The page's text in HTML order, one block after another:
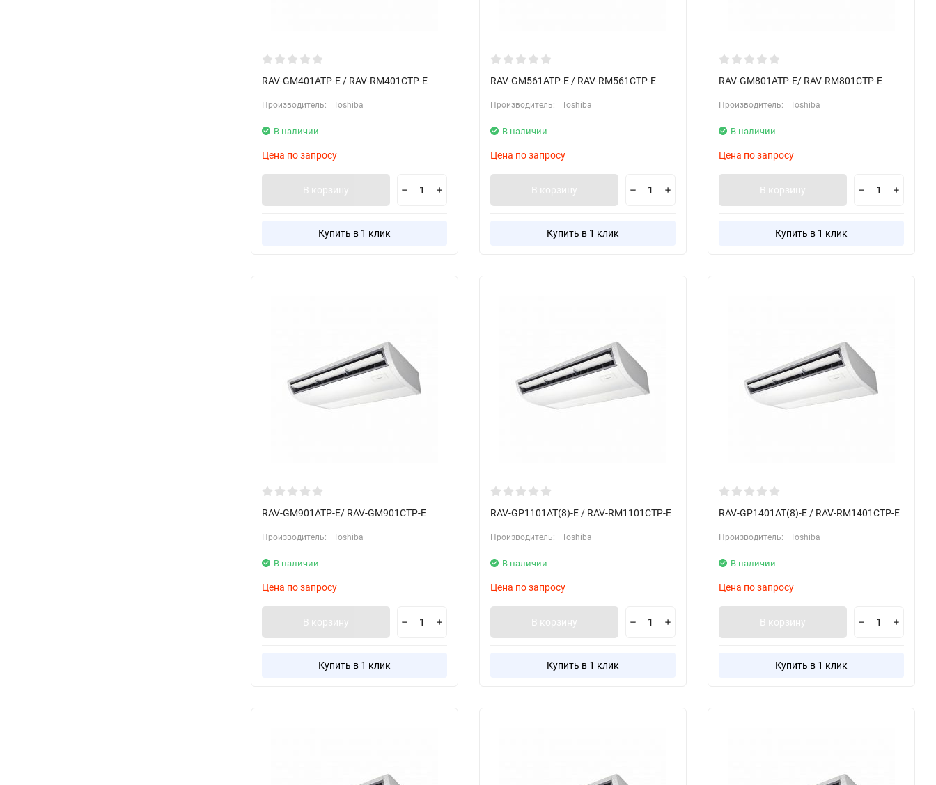
RAV-GM401ATP-E / RAV-RM401CTP-E
Производитель: Toshiba
В наличии
Цена по запросу
В корзину
Купить в 1 клик
RAV-GM561ATP-E / RAV-RM561CTP-E
Производитель: Toshiba
В наличии
Цена по запросу
В корзину
Купить в 1 клик
RAV-GM801ATP-E/ RAV-RM801CTP-E
Производитель: Toshiba
В наличии
Цена по запросу
В корзину
Купить в 1 клик
RAV-GM901ATP-E/ RAV-GM901CTP-E
Производитель: Toshiba
В наличии
Цена по запросу
В корзину
Купить в 1 клик
RAV-GP1101AT(8)-E / RAV-RM1101CTP-E
Производитель: Toshiba
В наличии
Цена по запросу
В корзину
Купить в 1 клик
RAV-GP1401AT(8)-E / RAV-RM1401CTP-E
Производитель: Toshiba
В наличии
Цена по запросу
В корзину
Купить в 1 клик